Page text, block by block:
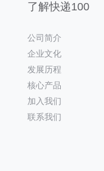
了解快递100
公司简介
企业文化
发展历程
核心产品
加入我们
联系我们